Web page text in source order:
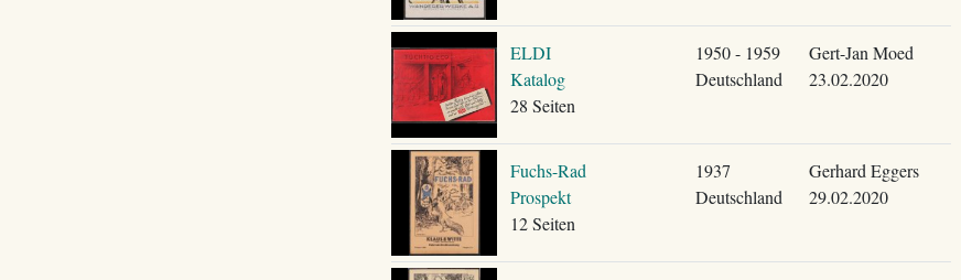
ELDI
Katalog
28 Seiten
1950 - 1959
Deutschland
Gert-Jan Moed
23.02.2020
Fuchs-Rad
Prospekt
12 Seiten
1937
Deutschland
Gerhard Eggers
29.02.2020